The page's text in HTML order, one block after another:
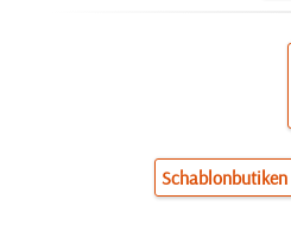
Schablonbutiken